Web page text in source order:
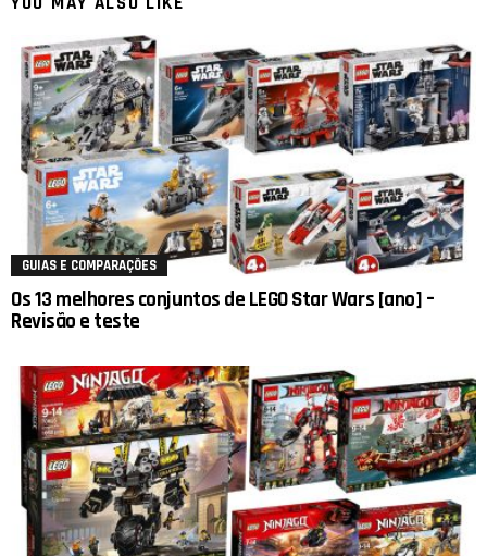
GUIAS E COMPARAÇÕES
Os 13 melhores conjuntos de LEGO Star Wars [ano] –
Revisão e teste